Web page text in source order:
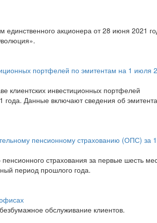
акционера от 28 июня 2021
портфелей по эмитентам на 1 июля
инвестиционных портфелей
Данные включают сведения об
пенсионному страхованию (ОПС) за 1
страхования за первые шесть
период прошлого года.
обслуживание клиентов.